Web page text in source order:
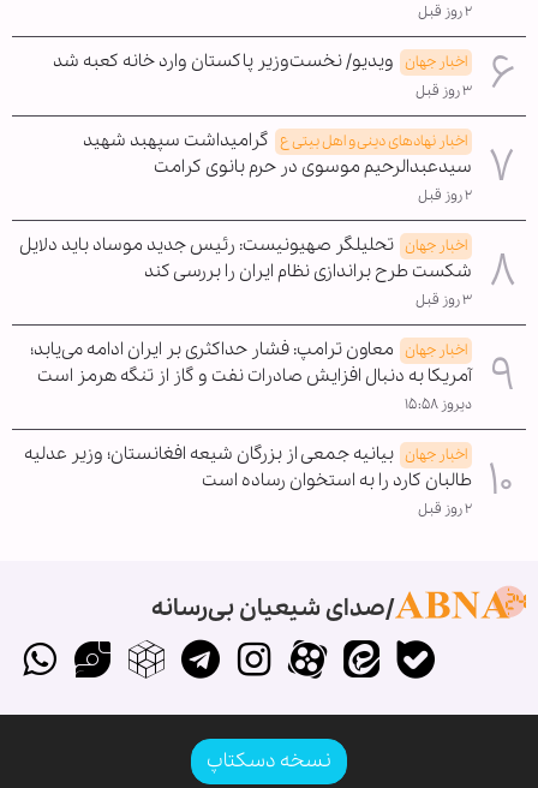
۲ روز قبل
اخبار جهان ویدیو/ نخست‌وزیر پاکستان وارد خانه کعبه شد
۳ روز قبل
اخبار نهادهای دینی و اهل بیتی ع گرامیداشت سپهبد شهید
سیدعبدالرحیم موسوی در حرم بانوی کرامت
۲ روز قبل
اخبار جهان تحلیلگر صهیونیست: رئیس جدید موساد باید دلایل
شکست طرح براندازی نظام ایران را بررسی کند
۳ روز قبل
اخبار جهان معاون ترامپ: فشار حداکثری بر ایران ادامه می‌یابد؛
آمریکا به دنبال افزایش صادرات نفت و گاز از تنگه هرمز است
دیروز ۱۵:۵۸
اخبار جهان بیانیه جمعی از بزرگان شیعه افغانستان؛ وزیر عدلیه
طالبان کارد را به استخوان رساده است
۲ روز قبل
صدای شیعیان بی‌رسانه
نسخه دسکتاپ